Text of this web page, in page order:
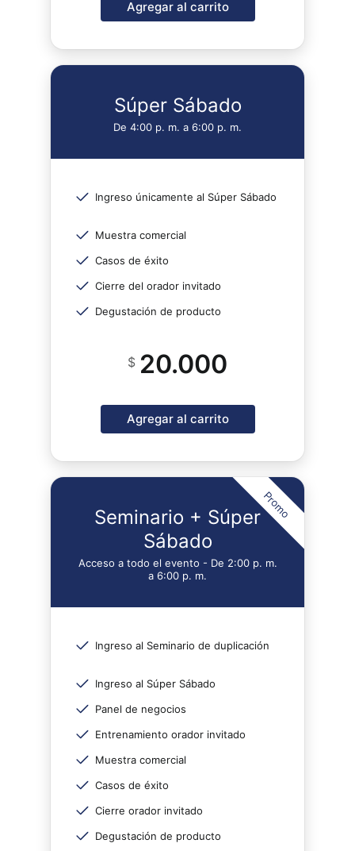
Agregar al carrito
Súper Sábado
De 4:00 p. m. a 6:00 p. m.
Ingreso únicamente al Súper Sábado
Muestra comercial
Casos de éxito
Cierre del orador invitado
Degustación de producto
$ 20.000
Agregar al carrito
Seminario + Súper
Sábado
Acceso a todo el evento - De 2:00 p. m.
a 6:00 p. m.
Ingreso al Seminario de duplicación
Ingreso al Súper Sábado
Panel de negocios
Entrenamiento orador invitado
Muestra comercial
Casos de éxito
Cierre orador invitado
Degustación de producto
Promo